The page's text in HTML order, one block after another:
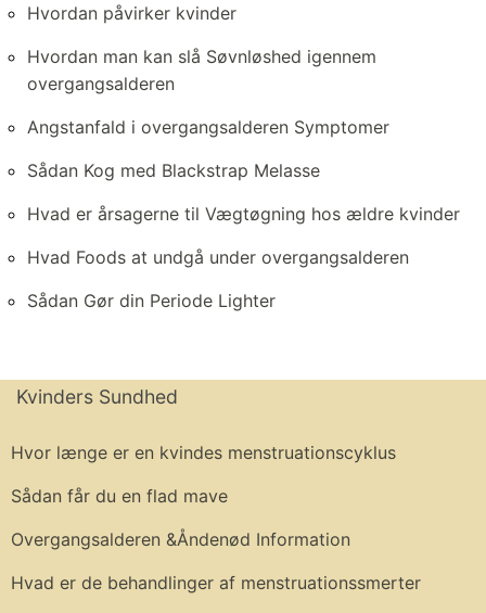
Hvordan påvirker kvinder
Hvordan man kan slå Søvnløshed igennem
overgangsalderen
Angstanfald i overgangsalderen Symptomer
Sådan Kog med Blackstrap Melasse
Hvad er årsagerne til Vægtøgning hos ældre kvinder
Hvad Foods at undgå under overgangsalderen
Sådan Gør din Periode Lighter
Kvinders Sundhed
Hvor længe er en kvindes menstruationscyklus
Sådan får du en flad mave
Overgangsalderen &Åndenød Information
Hvad er de behandlinger af menstruationssmerter